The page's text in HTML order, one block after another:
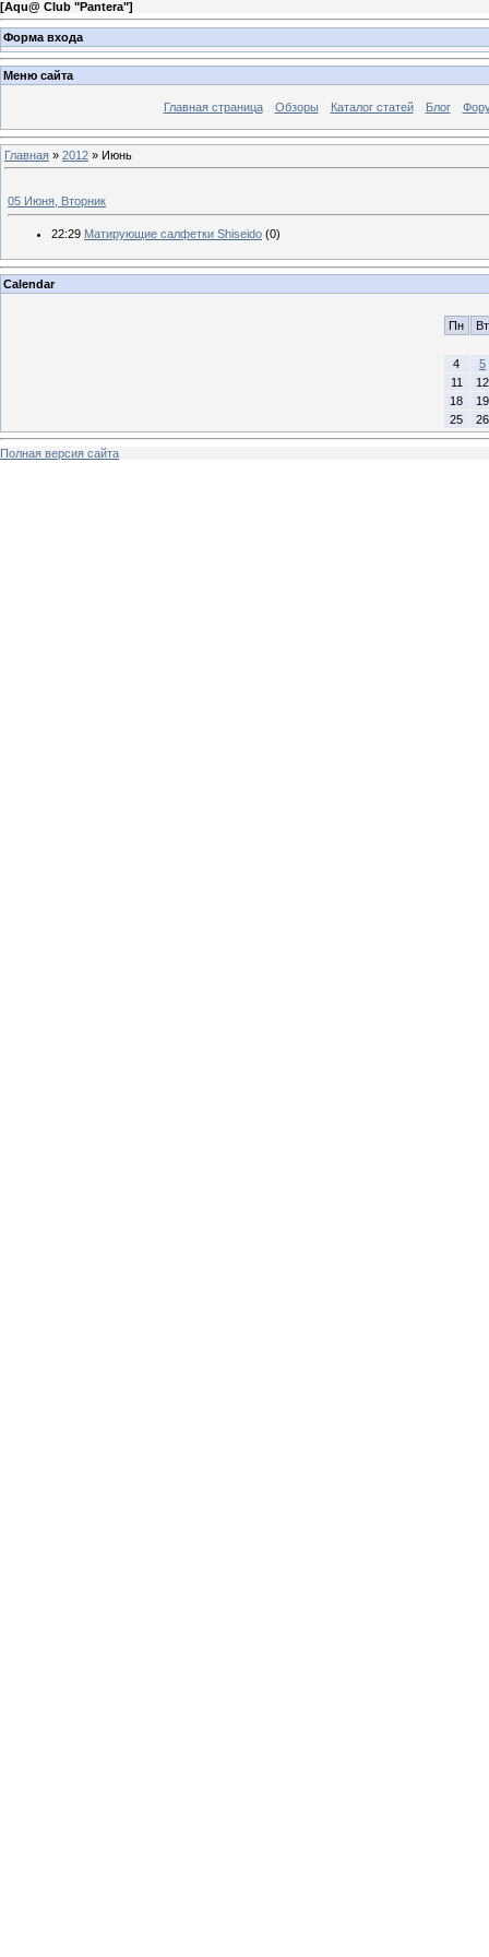
[Aqu@ Club "Pantera"]
Форма входа
Меню сайта
Главная страница Обзоры Каталог статей Блог
Главная » 2012 » Июнь
05 Июня, Вторник
22:29 Матирующие салфетки Shiseido (0)
Calendar
Пн Вт
4
5
11
12
18
19
25
26
Полная версия сайта